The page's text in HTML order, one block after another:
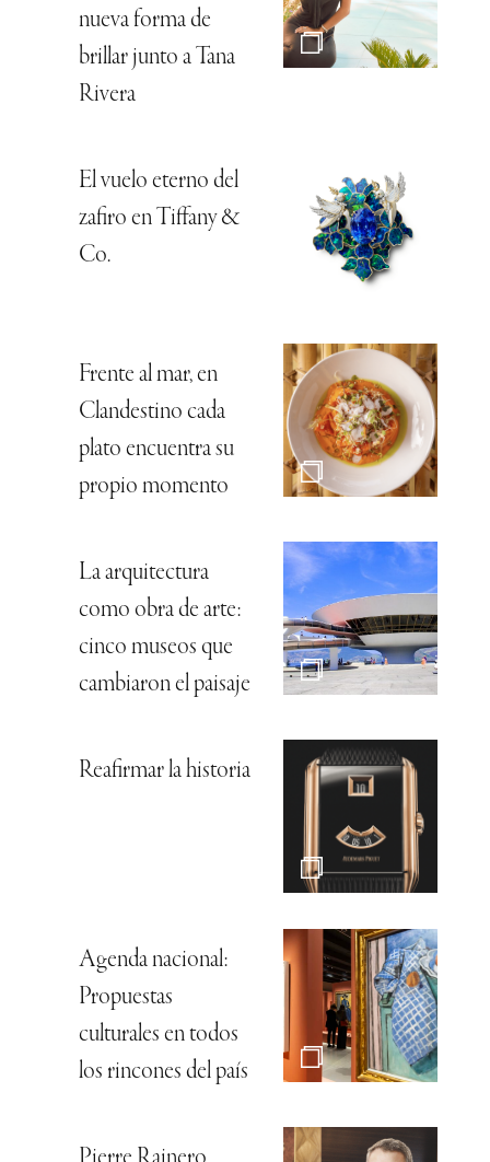
nueva forma de
brillar junto a Tana
Rivera
El vuelo eterno del
zafiro en Tiffany &
Co.
Frente al mar, en
Clandestino cada
plato encuentra su
propio momento
La arquitectura
como obra de arte:
cinco museos que
cambiaron el paisaje
Reafirmar la historia
Agenda nacional:
Propuestas
culturales en todos
los rincones del país